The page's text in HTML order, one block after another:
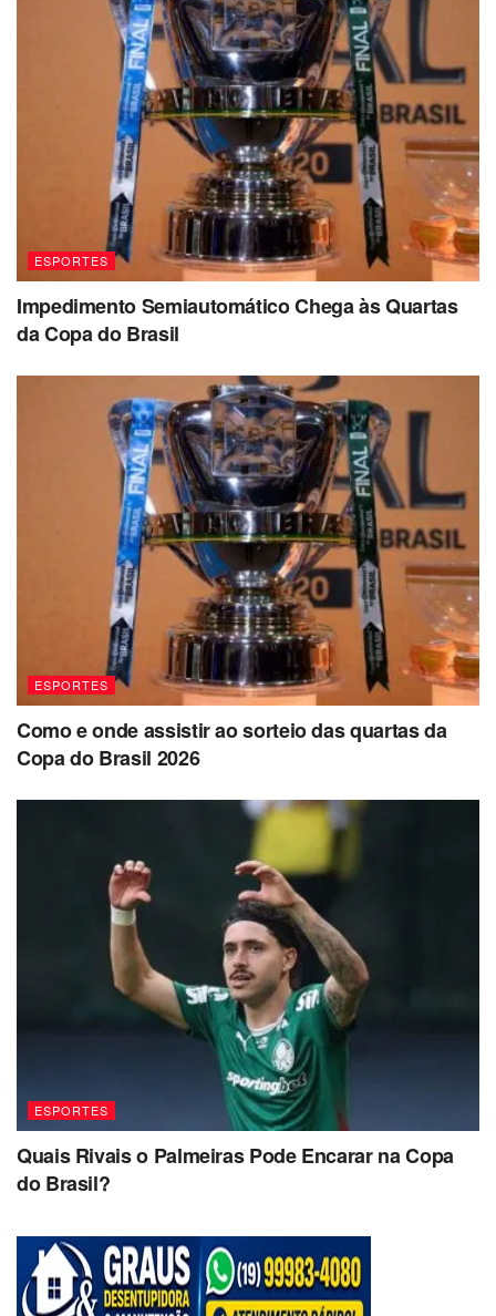
ESPORTES
Impedimento Semiautomático Chega às Quartas
da Copa do Brasil
ESPORTES
Como e onde assistir ao sorteio das quartas da
Copa do Brasil 2026
ESPORTES
Quais Rivais o Palmeiras Pode Encarar na Copa
do Brasil?